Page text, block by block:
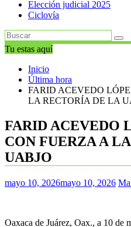
Elección judicial 2025
Ciclovía
Tu estas aquí
Inicio
Última hora
FARID ACEVEDO
LA RECTORÍA DE LA
FARID ACEVEDO
CON FUERZA A
UABJO
mayo 10, 2026mayo 10, 2026
Oaxaca de Juárez, Oax., a 10